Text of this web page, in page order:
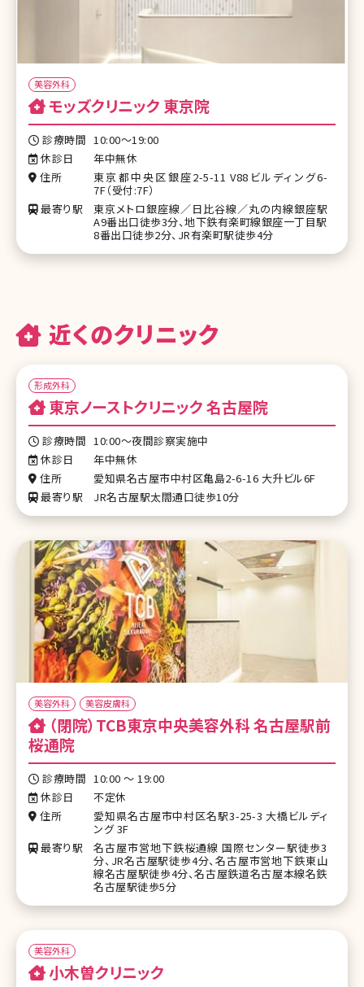
美容外科
モッズクリニック 東京院
診療時間 10:00～19:00
休診日
年中無休
住所
東京都中央区銀座2-5-11 V88ビルディング6-
7F（受付:7F）
最寄り駅
東京メトロ銀座線／日比谷線／丸の内線銀座駅
A9番出口徒歩3分、地下鉄有楽町線銀座一丁目駅
8番出口徒歩2分、JR有楽町駅徒歩4分
近くのクリニック
形成外科
東京ノーストクリニック 名古屋院
診療時間 10:00～夜間診察実施中
休診日
年中無休
住所
愛知県名古屋市中村区亀島2-6-16 大升ビル6F
最寄り駅
JR名古屋駅太閤通口徒歩10分
美容外科 美容皮膚科
桜通院
診療時間 10:00 ～ 19:00
休診日
不定休
住所
愛知県名古屋市中村区名駅3-25-3 大橋ビルディ
ング 3F
最寄り駅
名古屋市営地下鉄桜通線 国際センター駅徒歩3
分、JR名古屋駅徒歩4分、名古屋市営地下鉄東山
線名古屋駅徒歩4分、名古屋鉄道名古屋本線名鉄
名古屋駅徒歩5分
美容外科
小木曽クリニック